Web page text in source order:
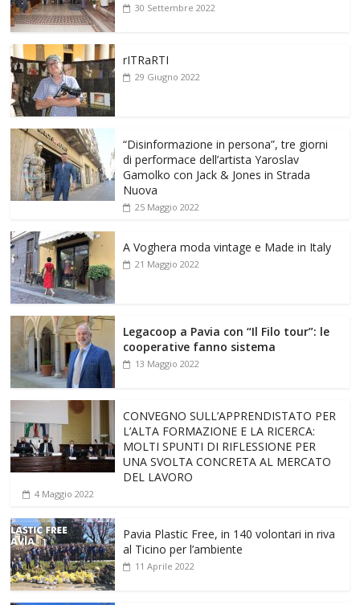
30 Settembre 2022
rITRaRTI
29 Giugno 2022
“Disinformazione in persona”, tre giorni
di performace dell’artista Yaroslav
Gamolko con Jack & Jones in Strada
Nuova
25 Maggio 2022
A Voghera moda vintage e Made in Italy
21 Maggio 2022
Legacoop a Pavia con “Il Filo tour”: le
cooperative fanno sistema
13 Maggio 2022
CONVEGNO SULL’APPRENDISTATO PER
L’ALTA FORMAZIONE E LA RICERCA:
MOLTI SPUNTI DI RIFLESSIONE PER
UNA SVOLTA CONCRETA AL MERCATO
DEL LAVORO
4 Maggio 2022
Pavia Plastic Free, in 140 volontari in riva
al Ticino per l’ambiente
11 Aprile 2022